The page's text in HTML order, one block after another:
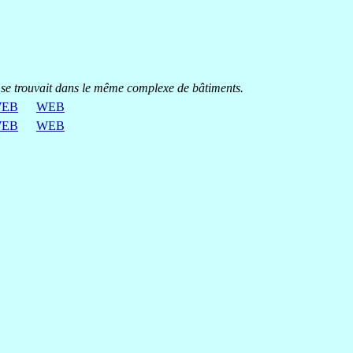
trouvait dans le même complexe de bâtiments.
WEB
WEB